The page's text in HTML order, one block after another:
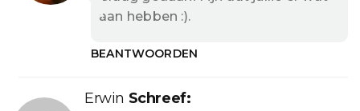
aan hebben :).
BEANTWOORDEN
Erwin Schreef: